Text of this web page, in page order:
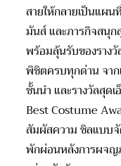
สายให้กลายเป็นแผ
มันส์ และภารกิจสนุก
พร้อมลุ้นรับของราง
พิชิตครบทุกด่าน จาก
ชั้นนำ และรางวัลสุด
Best Costume
สัมผัสความ ชิลแบบ
พักผ่อนหลังการผจญ